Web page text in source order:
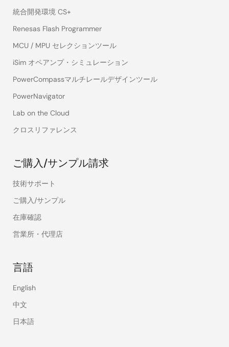
統合開発環境 CS+
Renesas Flash Programmer
MCU / MPU セレクションツール
iSim オペアンプ・シミュレーション
PowerCompassマルチレールデザインツール
PowerNavigator
Lab on the Cloud
クロスリファレンス
ご購入/サンプル請求
技術サポート
ご購入/サンプル
在庫確認
営業所・代理店
言語
English
中文
日本語